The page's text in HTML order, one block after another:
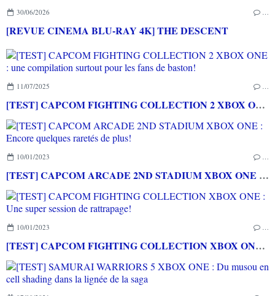
30/06/2026 …
[REVUE CINEMA BLU-RAY 4K] THE DESCENT
11/07/2025 …
[TEST] CAPCOM FIGHTING COLLECTION 2 XBOX ONE : une compilation surtout pour les fans de baston!
10/01/2023 …
[TEST] CAPCOM ARCADE 2ND STADIUM XBOX ONE : Encore quelques raretés de plus!
10/01/2023 …
[TEST] CAPCOM FIGHTING COLLECTION XBOX ONE : Une super session de rattrapage!